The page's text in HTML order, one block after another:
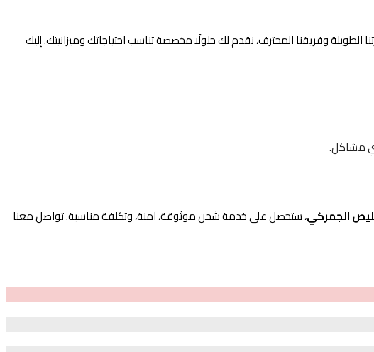
الطويلة وفريقنا المحترف، نقدم لك حلولًا مخصصة تناسب احتياجاتك وميزانيتك. إليك
مشاكل.
الجمركي، ستحصل على خدمة شحن موثوقة، آمنة، وتكلفة مناسبة. تواصل معنا